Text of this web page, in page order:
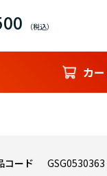
コード
GSG0530363
カ